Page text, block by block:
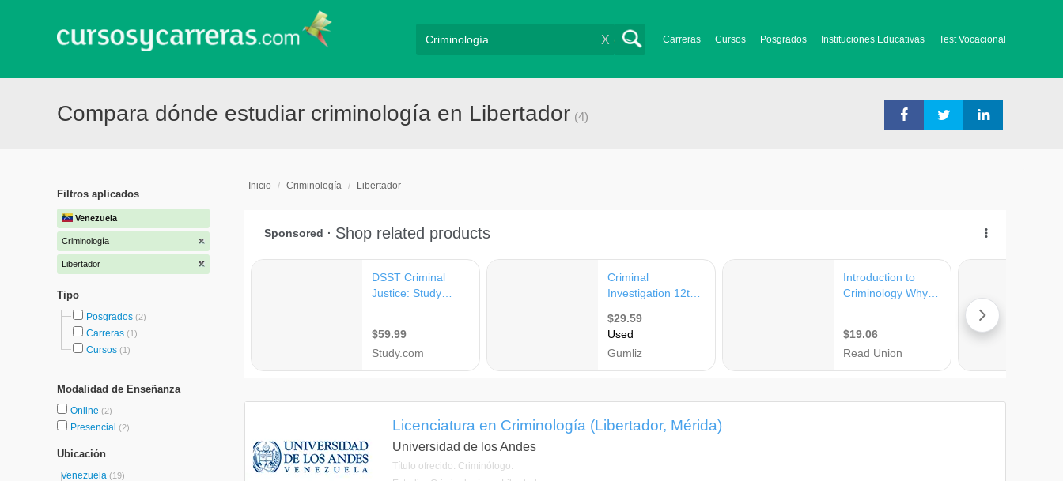
Carreras Cursos Posgrados Instituciones Educativas Test Vocacional
X
Compara dónde estudiar criminología en Libertador (4)
Filtros aplicados
Venezuela
Criminología
Libertador
Tipo
Posgrados (2)
Carreras (1)
Cursos (1)
Modalidad de Enseñanza
Online (2)
Presencial (2)
Ubicación
Venezuela (19)
Inicio / Criminología / Libertador
Licenciatura en Criminología (Libertador, Mérida)
Universidad de los Andes
Título ofrecido: Criminólogo.